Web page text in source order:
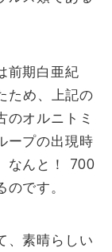
前期白亜紀
ため、上記の
のオルニトミ
ープの出現時
なんと！ 700
です。
、素晴らしい